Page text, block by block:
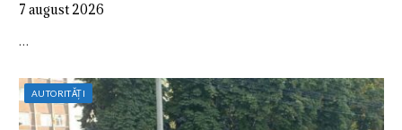
7 august 2026
…
AUTORITĂȚI